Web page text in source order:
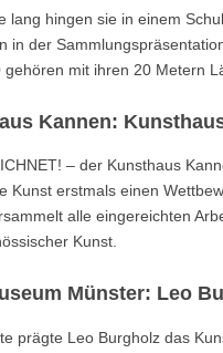
lang hingen sie in einem
in der
gehören mit ihren 20 Metern
Kannen:
– der Kunsthaus
Kunst erstmals einen
alle eingereichten
Kunst.
Münster: Leo
prägte Leo Burgholz das